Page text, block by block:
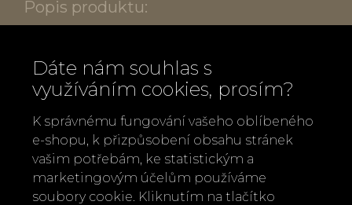
Popis produktu:
1 balení horké čokolády je na cca 15
šálků
Složení: cukr, kakaový prášek (min. 32%),
kukuřičný škrob, sůl
Může obsahovat stopy mléka, ořechů,
arašídů, hořčice, lepku, sezamu a sóji
Dáte nám souhlas s
využíváním cookies, prosím?
K správnému fungování vašeho oblíbeného
e-shopu, k přizpůsobení obsahu stránek
vašim potřebám, ke statistickým a
marketingovým účelům používáme
soubory cookie. Kliknutím na tlačítko